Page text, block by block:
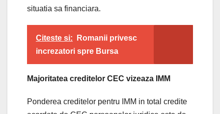
situatia sa financiara.
Citeste si:
Romanii privesc
increzatori spre Bursa
Majoritatea creditelor CEC vizeaza IMM
Ponderea creditelor pentru IMM in total credite